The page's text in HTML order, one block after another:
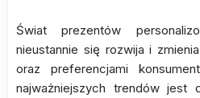
Świat prezentów
nieustannie się rozwija i
oraz preferencjami
najważniejszych trendów jest